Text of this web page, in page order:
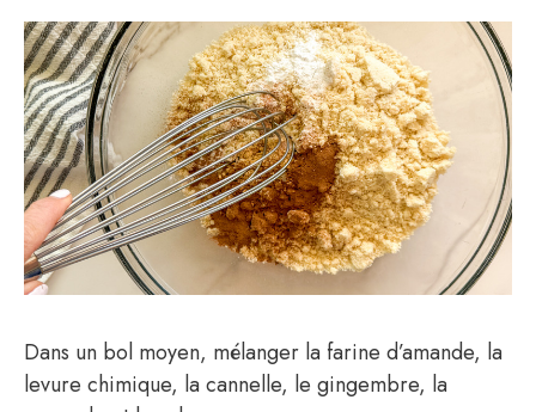
Dans un bol moyen, mélanger la farine d’amande, la
levure chimique, la cannelle, le gingembre, la